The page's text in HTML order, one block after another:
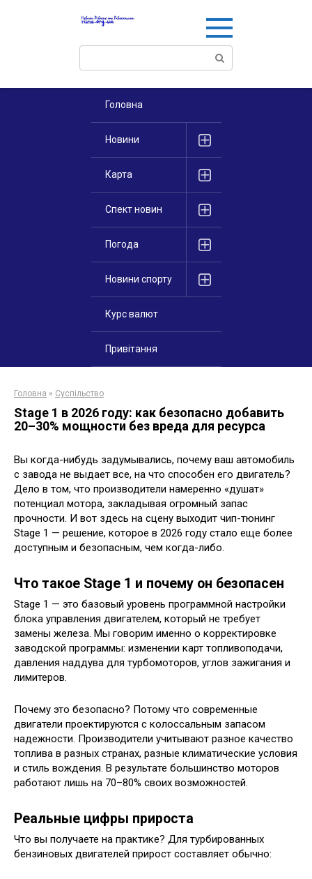
Поиск:
Головна
Новини
Карта
Спект новин
Погода
Новини спорту
Курс валют
Привітання
Головна » Суспільство
Stage 1 в 2026 году: как безопасно добавить
20–30% мощности без вреда для ресурса
Вы когда-нибудь задумывались, почему ваш автомобиль
с завода не выдает все, на что способен его двигатель?
Дело в том, что производители намеренно «душат»
потенциал мотора, закладывая огромный запас
прочности. И вот здесь на сцену выходит чип-тюнинг
Stage 1 — решение, которое в 2026 году стало еще более
доступным и безопасным, чем когда-либо.
Что такое Stage 1 и почему он безопасен
Stage 1 — это базовый уровень программной настройки
блока управления двигателем, который не требует
замены железа. Мы говорим именно о корректировке
заводской программы: изменении карт топливоподачи,
давления наддува для турбомоторов, углов зажигания и
лимитеров.
Почему это безопасно? Потому что современные
двигатели проектируются с колоссальным запасом
надежности. Производители учитывают разное качество
топлива в разных странах, разные климатические условия
и стиль вождения. В результате большинство моторов
работают лишь на 70–80% своих возможностей.
Реальные цифры прироста
Что вы получаете на практике? Для турбированных
бензиновых двигателей прирост составляет обычно: